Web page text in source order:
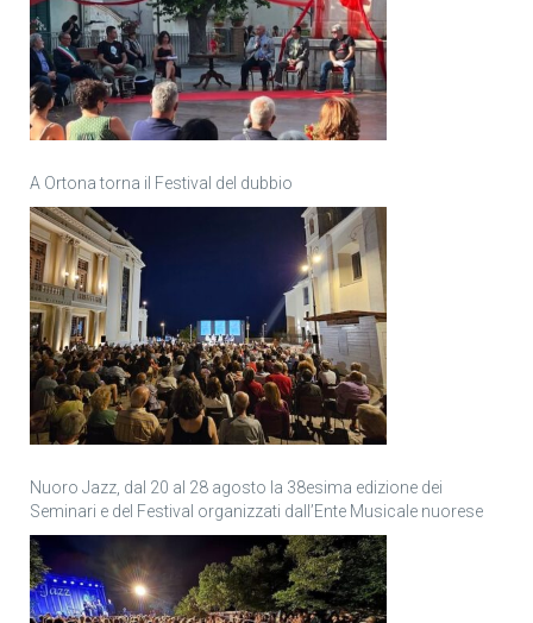
A Ortona torna il Festival del dubbio
Nuoro Jazz, dal 20 al 28 agosto la 38esima edizione dei
Seminari e del Festival organizzati dall’Ente Musicale nuorese